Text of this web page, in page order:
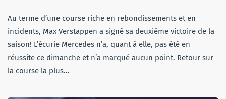
Au terme d’une course riche en rebondissements et en
incidents, Max Verstappen a signé sa deuxième victoire de la
saison! L’écurie Mercedes n’a, quant à elle, pas été en
réussite ce dimanche et n’a marqué aucun point. Retour sur
la course la plus…